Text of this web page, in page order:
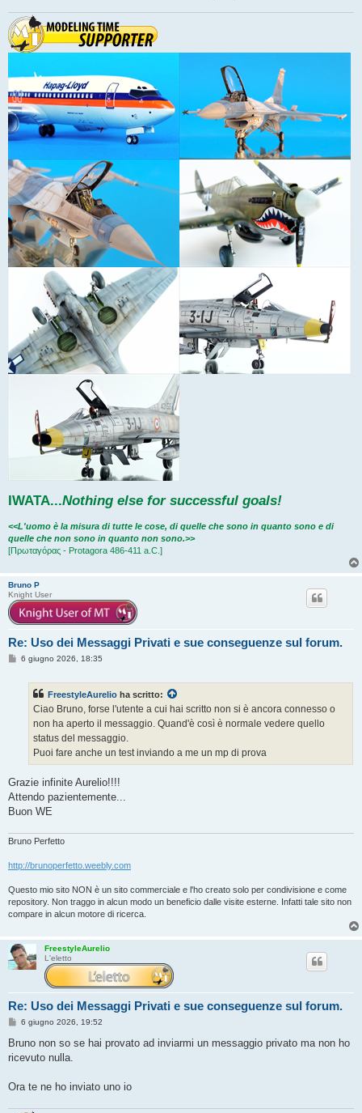
IWATA...Nothing else for successful goals!
<<L'uomo è la misura di tutte le cose, di quelle che sono in quanto sono e di
quelle che non sono in quanto non sono.>>
[Πρωταγόρας - Protagora 486-411 a.C.]
Bruno P
Knight User
Re: Uso dei Messaggi Privati e sue conseguenze sul forum.
M6 giugno 2026, 18:35
FreestyleAurelio ha scritto:
Ciao Bruno, forse l'utente a cui hai scritto non si è ancora connesso o
non ha aperto il messaggio. Quand'è così è normale vedere quello
status del messaggio.
Puoi fare anche un test inviando a me un mp di prova
Grazie infinite Aurelio!!!!
Attendo pazientemente...
Buon WE
Bruno Perfetto
http://brunoperfetto.weebly.com
Questo mio sito NON è un sito commerciale e l'ho creato solo per condivisione e come
repository. Non traggo in alcun modo un beneficio dalle visite esterne. Infatti tale sito non
compare in alcun motore di ricerca.
FreestyleAurelio
L'eletto
Re: Uso dei Messaggi Privati e sue conseguenze sul forum.
M
s
a
i
6 giugno 2026, 19:52
Bruno non so se hai provato ad inviarmi un messaggio privato ma non ho
ricevuto nulla.
Ora te ne ho inviato uno io